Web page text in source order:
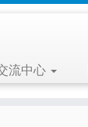
流中心